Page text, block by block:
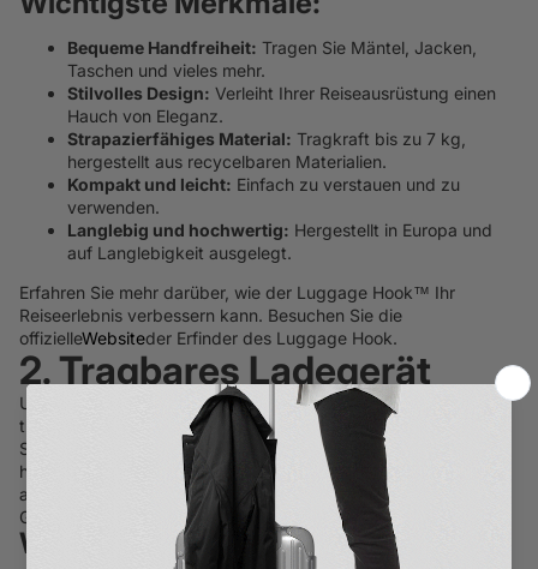
Bequeme Handfreiheit: Tragen Sie Mäntel, Jacken,
Taschen und vieles mehr.
Stilvolles Design: Verleiht Ihrer Reiseausrüstung einen
Hauch von Eleganz.
Strapazierfähiges Material: Tragkraft bis zu 7 kg,
hergestellt aus recycelbaren Materialien.
Kompakt und leicht: Einfach zu verstauen und zu
verwenden.
Langlebig und hochwertig: Hergestellt in Europa und
auf Langlebigkeit ausgelegt.
Erfahren Sie mehr darüber, wie der Luggage Hook™ Ihr
Reiseerlebnis verbessern kann. Besuchen Sie die
offizielleWebsiteder Erfinder des Luggage Hook.
2. Tragbares Ladegerät
Unterwegs in Verbindung zu bleiben ist entscheidend, und ein
tragbares Ladegerät sorgt dafür, dass Ihre Geräte immer mit
Strom versorgt sind. Suchen Sie nach einer Powerbank mit
hoher Kapazität, mit der Sie mehrere Geräte gleichzeitig
aufladen können, damit Ihr Smartphone, Tablet und andere
Geräte jederzeit einsatzbereit sind.
Wichtigste Merkmale: